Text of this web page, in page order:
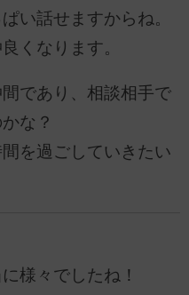
い話せますからね。
くなります。
であり、相談相手で
な？
を過ごしていきたい
様々でしたね！